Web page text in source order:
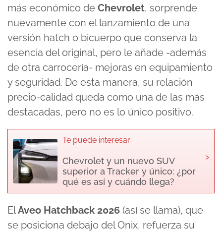
más económico de Chevrolet, sorprende
nuevamente con el lanzamiento de una
versión hatch o bicuerpo que conserva la
esencia del original, pero le añade -además
de otra carrocería- mejoras en equipamiento
y seguridad. De esta manera, su relación
precio-calidad queda como una de las más
destacadas, pero no es lo único positivo.
Te puede interesar:
Chevrolet y un nuevo SUV
superior a Tracker y único: ¿por
qué es así y cuándo llega?
›
ElAveo Hatchback 2026 (así se llama), que
se posiciona debajo del Onix, refuerza su